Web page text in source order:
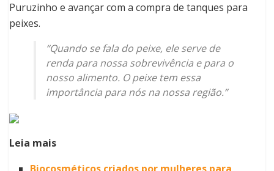
Puruzinho e avançar com a compra de tanques para
peixes.
“Quando se fala do peixe, ele serve de
renda para nossa sobrevivência e para o
nosso alimento. O peixe tem essa
importância para nós na nossa região.”
Leia mais